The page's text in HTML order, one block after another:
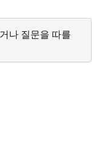
나 질문을 따를